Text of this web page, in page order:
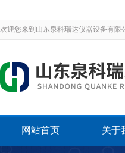
欢迎您来到山东泉科瑞达仪器设备有限
网站首页 关于